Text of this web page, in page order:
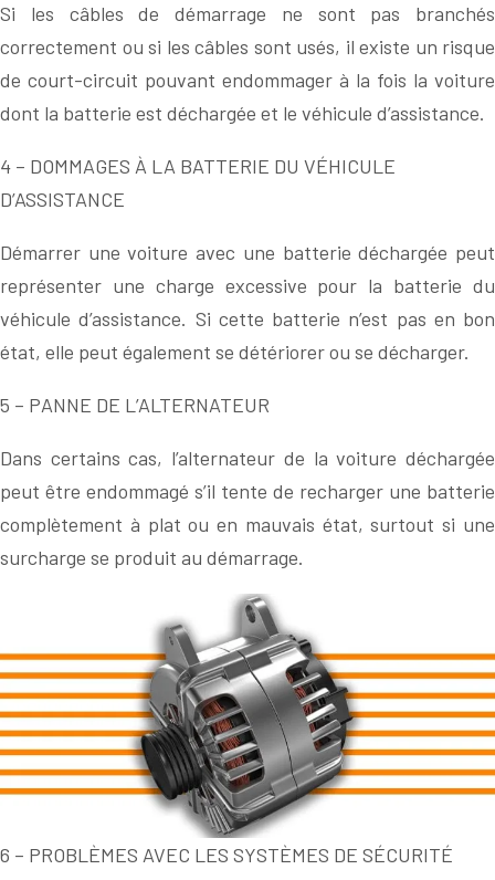
Si les câbles de démarrage ne sont pas branchés
correctement ou si les câbles sont usés, il existe un risque
de court-circuit pouvant endommager à la fois la voiture
dont la batterie est déchargée et le véhicule d’assistance.
4 – DOMMAGES À LA BATTERIE DU VÉHICULE
D’ASSISTANCE
Démarrer une voiture avec une batterie déchargée peut
représenter une charge excessive pour la batterie du
véhicule d’assistance. Si cette batterie n’est pas en bon
état, elle peut également se détériorer ou se décharger.
5 – PANNE DE L’ALTERNATEUR
Dans certains cas, l’alternateur de la voiture déchargée
peut être endommagé s’il tente de recharger une batterie
complètement à plat ou en mauvais état, surtout si une
surcharge se produit au démarrage.
6 – PROBLÈMES AVEC LES SYSTÈMES DE SÉCURITÉ